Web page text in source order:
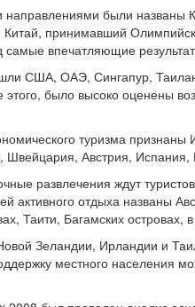
направлениями были
Китай, принимавший
впечатляющие
США, ОАЭ, Сингапур,
было высоко оценены
туризма
Швейцария, Австрия,
развлечения ждут
активного отдыха названы
Таити, Багамских островах,
Зеландии, Ирландии и
местного населения